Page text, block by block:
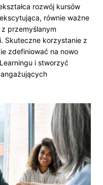
rozwój kursów
równie ważne
przemyślanym
Skuteczne korzystanie z
zdefiniować na nowo
i stworzyć